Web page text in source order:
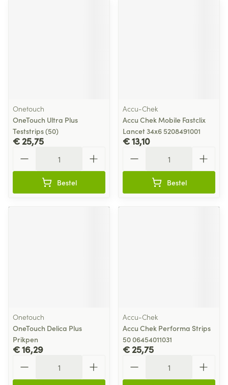
Onetouch
OneTouch Ultra Plus
Teststrips (50)
€ 25,75
Bestel
Accu-Chek
Accu Chek Mobile Fastclix
Lancet 34x6 5208491001
€ 13,10
Bestel
Onetouch
OneTouch Delica Plus
Prikpen
€ 16,29
Accu-Chek
Accu Chek Performa Strips
50 06454011031
€ 25,75